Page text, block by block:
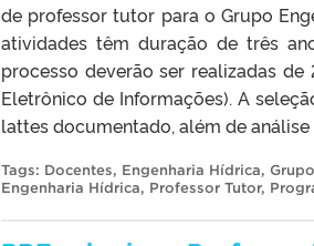
de professor tutor para o Grupo
atividades têm duração de três
processo deverão ser realizadas
Eletrônico de Informações). A
lattes documentado, além de análise
Tags: Docentes, Engenharia Hídrica,
Engenharia Hídrica, Professor Tutor,